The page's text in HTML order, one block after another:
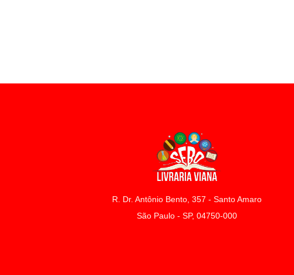
R. Dr. Antônio Bento, 357 - Santo Amaro
São Paulo - SP, 04750-000